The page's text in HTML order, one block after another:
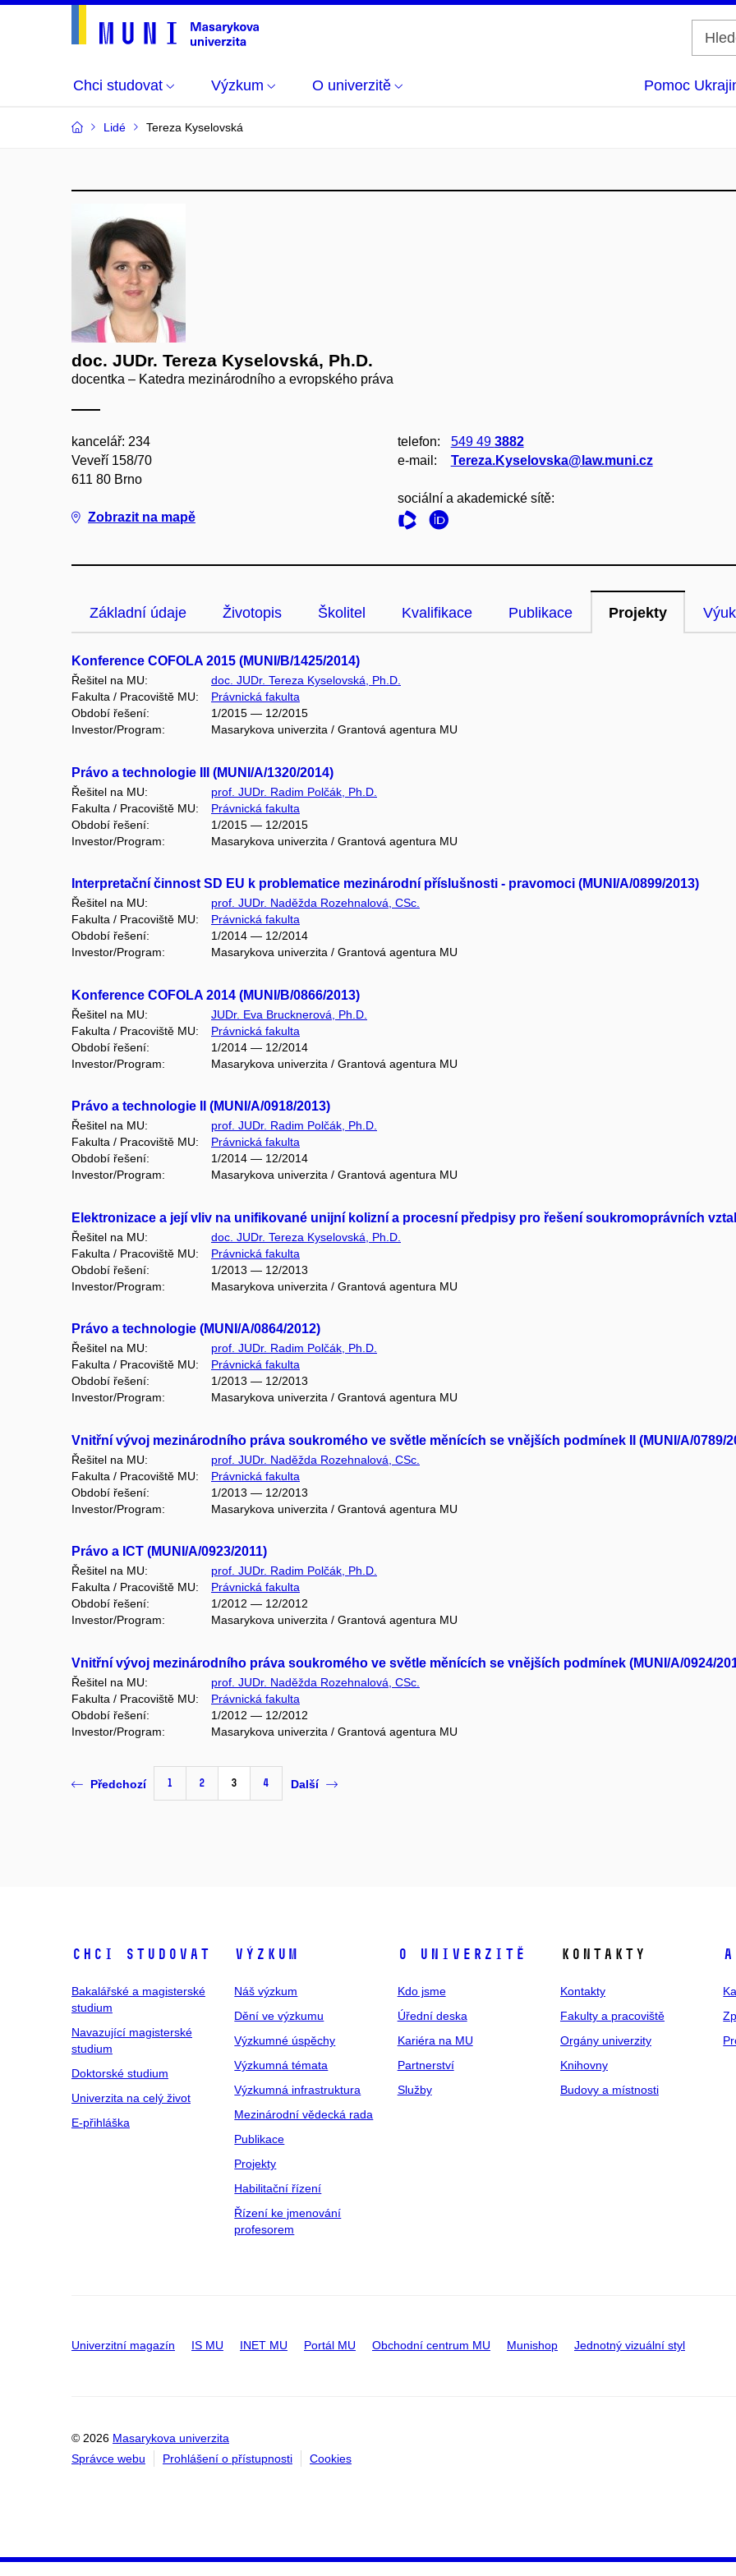
Chci studovat Výzkum O univerzitě Pomoc
Lidé Tereza Kyselovská
doc. JUDr. Tereza Kyselovská, Ph.D.
docentka – Katedra mezinárodního a evropského práva
kancelář: 234
Veveří 158/70
611 80 Brno
Zobrazit na mapě
telefon: 549 49 3882
e‑mail:
Tereza.Kyselovska@law.muni.cz
sociální a akademické sítě:
Základní údaje Životopis Školitel Kvalifikace Publikace Projekty
Konference COFOLA 2015 (MUNI/B/1425/2014)
Řešitel na MU:
doc. JUDr. Tereza Kyselovská, Ph.D.
Fakulta / Pracoviště MU:
Právnická fakulta
Období řešení:
1/2015 — 12/2015
Investor/Program:
Masarykova univerzita / Grantová agentura MU
Právo a technologie III (MUNI/A/1320/2014)
Řešitel na MU:
prof. JUDr. Radim Polčák, Ph.D.
Fakulta / Pracoviště MU:
Právnická fakulta
Období řešení:
1/2015 — 12/2015
Investor/Program:
Masarykova univerzita / Grantová agentura MU
Interpretační činnost SD EU k problematice mezinárodní příslušnosti - pravomoci (MUNI/A/0899/2013)
Řešitel na MU:
prof. JUDr. Naděžda Rozehnalová, CSc.
Fakulta / Pracoviště MU:
Právnická fakulta
Období řešení:
1/2014 — 12/2014
Investor/Program:
Masarykova univerzita / Grantová agentura MU
Konference COFOLA 2014 (MUNI/B/0866/2013)
Řešitel na MU:
JUDr. Eva Brucknerová, Ph.D.
Fakulta / Pracoviště MU:
Právnická fakulta
Období řešení:
1/2014 — 12/2014
Investor/Program:
Masarykova univerzita / Grantová agentura MU
Právo a technologie II (MUNI/A/0918/2013)
Řešitel na MU:
prof. JUDr. Radim Polčák, Ph.D.
Fakulta / Pracoviště MU:
Právnická fakulta
Období řešení:
1/2014 — 12/2014
Investor/Program:
Masarykova univerzita / Grantová agentura MU
Elektronizace a její vliv na unifikované unijní kolizní a procesní předpisy pro řešení soukromoprávních
Řešitel na MU:
doc. JUDr. Tereza Kyselovská, Ph.D.
Fakulta / Pracoviště MU:
Právnická fakulta
Období řešení:
1/2013 — 12/2013
Investor/Program:
Masarykova univerzita / Grantová agentura MU
Právo a technologie (MUNI/A/0864/2012)
Řešitel na MU:
prof. JUDr. Radim Polčák, Ph.D.
Fakulta / Pracoviště MU:
Právnická fakulta
Období řešení:
1/2013 — 12/2013
Investor/Program:
Masarykova univerzita / Grantová agentura MU
Vnitřní vývoj mezinárodního práva soukromého ve světle měnících se vnějších podmínek II (MUNI/A/0789/
Řešitel na MU:
prof. JUDr. Naděžda Rozehnalová, CSc.
Fakulta / Pracoviště MU:
Právnická fakulta
Období řešení:
1/2013 — 12/2013
Investor/Program:
Masarykova univerzita / Grantová agentura MU
Právo a ICT (MUNI/A/0923/2011)
Řešitel na MU:
prof. JUDr. Radim Polčák, Ph.D.
Fakulta / Pracoviště MU:
Právnická fakulta
Období řešení:
1/2012 — 12/2012
Investor/Program:
Masarykova univerzita / Grantová agentura MU
Vnitřní vývoj mezinárodního práva soukromého ve světle měnících se vnějších podmínek (MUNI/A/0924/
Řešitel na MU:
prof. JUDr. Naděžda Rozehnalová, CSc.
Fakulta / Pracoviště MU:
Právnická fakulta
Období řešení:
1/2012 — 12/2012
Investor/Program:
Masarykova univerzita / Grantová agentura MU
Předchozí 1 2 3 4 Další
Chci studovat
Bakalářské a magisterské
studium
Navazující magisterské
studium
Doktorské studium
Univerzita na celý život
E-přihláška
Výzkum
Náš výzkum
Dění ve výzkumu
Výzkumné úspěchy
Výzkumná témata
Výzkumná infrastruktura
Mezinárodní vědecká rada
Publikace
Projekty
Habilitační řízení
Řízení ke jmenování
profesorem
O univerzitě
Kdo jsme
Úřední deska
Kariéra na MU
Partnerství
Služby
Kontakty
Kontakty
Fakulty a pracoviště
Orgány univerzity
Knihovny
Budovy a místnosti
Univerzitní magazín IS MU INET MU Portál MU Obchodní centrum MU Munishop Jednotný vizuální styl
© 2026 Masarykova univerzita
Správce webu
Prohlášení o přístupnosti Cookies